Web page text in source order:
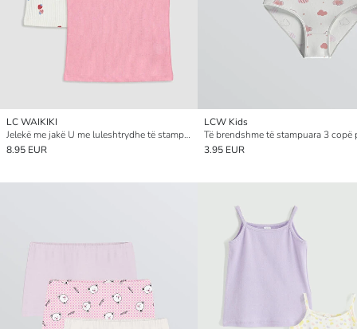
LC WAIKIKI
Jelekë me jakë U me luleshtrydhe të stampuar me rripa për vajza, 2 copë
8.95 EUR
LCW Kids
3.95 EUR